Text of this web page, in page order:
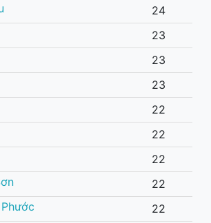
24
23
23
23
22
22
22
22
22